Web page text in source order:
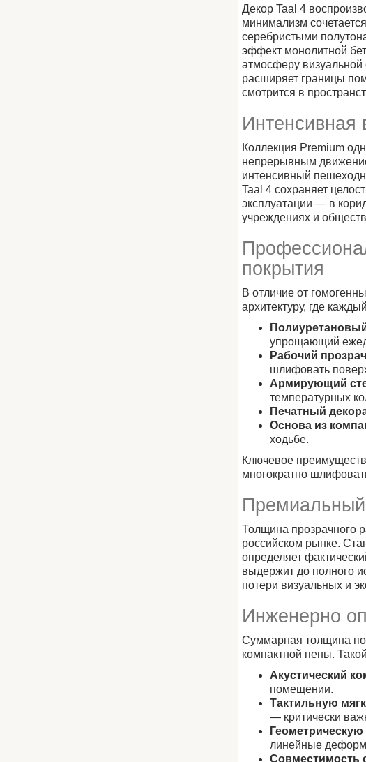
Декор Taal 4
минимализм
серебристыми
эффект монолитной
атмосферу
расширяет границы
смотрится в
Интенсивная
Коллекция Premium
непрерывным
интенсивный
Taal 4 сохраняет
эксплуатации — в
учреждениях и
покрытия
В отличие от
архитектуру, где
упрощающий
Рабочий
шлифовать
Армирующий
температурных
Печатный
Основа из
ходьбе.
Ключевое
многократно
Толщина прозрачного
российском рынке.
определяет
выдержит до полного
потери визуальных и
Инженерно
Суммарная толщина
компактной пены.
Акустический
помещении.
Тактильную
— критически
линейные
Совместимость